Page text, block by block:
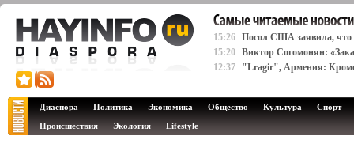
15:26 Посол США заявила, что
15:20 Виктор Согомонян:
12:37
"Lragir", Армения:
Диаспора Политика Экономика Общество Культура
Спорт
Происшествия
Экология Lifestyle